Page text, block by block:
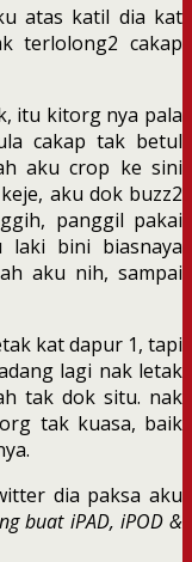
atas katil dia kat
terlolong2 cakap
itu kitorg nya pala
cakap tak betul
aku crop ke sini
aku dok buzz2
panggil pakai
bini biasnaya
aku nih, sampai
kat dapur 1, tapi
lagi nak letak
tak dok situ. nak
tak kuasa, baik
dia paksa aku
buat iPAD, iPOD &